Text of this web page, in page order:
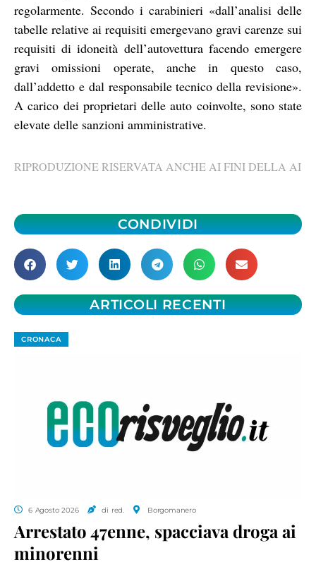
regolarmente. Secondo i carabinieri «dall’analisi delle
tabelle relative ai requisiti emergevano gravi carenze sui
requisiti di idoneità dell’autovettura facendo emergere
gravi omissioni operate, anche in questo caso,
dall’addetto e dal responsabile tecnico della revisione».
A carico dei proprietari delle auto coinvolte, sono state
elevate delle sanzioni amministrative.
RIPRODUZIONE RISERVATA ANCHE AI FINI DELLA AI
CONDIVIDI
ARTICOLI RECENTI
CRONACA
6 Agosto 2026 di red. Borgomanero
Arrestato 47enne, spacciava droga ai
minorenni